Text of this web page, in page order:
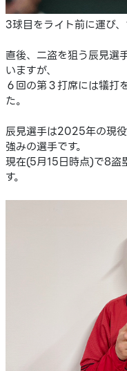
3球目をライト前に運び、
直後、二盗を狙う辰見選
いますが、
６回の第３打席には犠打
た。
辰見選手は2025年の現
強みの選手です。
現在(5月15日時点)で8盗
す。